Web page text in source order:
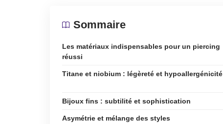
Sommaire
Les matériaux indispensables pour un piercing
réussi
Titane et niobium : légèreté et hypoallergénicité
Bijoux fins : subtilité et sophistication
Asymétrie et mélange des styles